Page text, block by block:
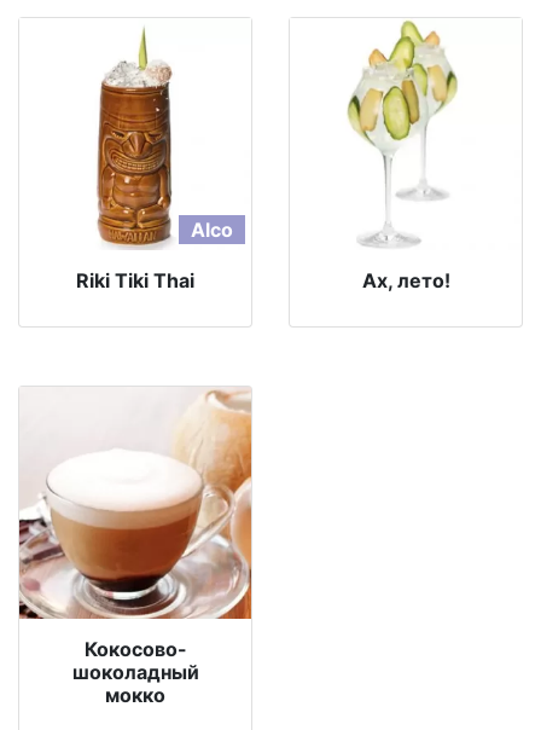
Alco
Riki Tiki Thai Ах, лето!
Кокосово-
шоколадный
мокко